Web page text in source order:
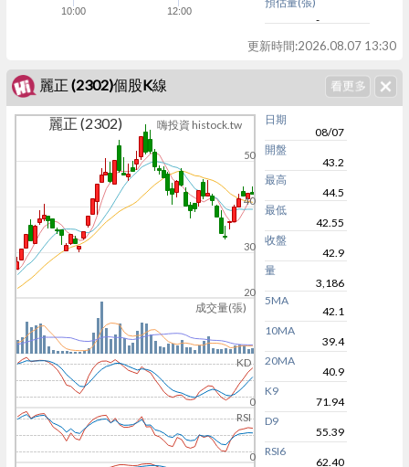
10:00 12:00
-
更新時間:2026.08.07 13:30
麗正 (2302)個股K線
成交量(張)
KD
RSI
麗正 (2302) 嗨投資 histock.tw
20
30
40
50
0
0
日期
08/07
開盤
43.2
最高
44.5
最低
42.55
收盤
42.9
量
3,186
5MA
42.1
10MA
39.4
20MA
40.9
K9
71.94
D9
55.39
RSI6
62.40